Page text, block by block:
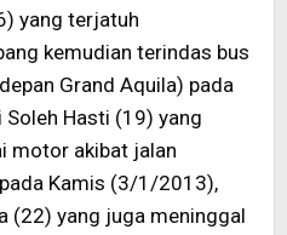
yang terjatuh
kemudian terindas bus
Grand Aquila) pada
Hasti (19) yang
motor akibat jalan
Kamis (3/1/2013),
(22) yang juga meninggal